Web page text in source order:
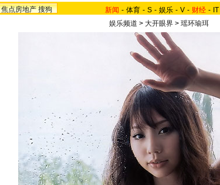
焦点房地产 搜狗 新闻 - 体育 - S - 娱乐 - V - 财经 - IT
娱乐频道 > 大开眼界 > 瑶环瑜珥